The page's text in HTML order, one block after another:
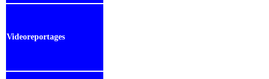
Videoreportages